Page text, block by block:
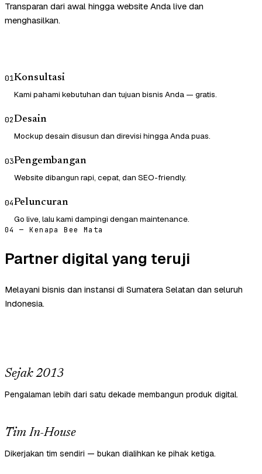
Transparan dari awal hingga website Anda live dan
menghasilkan.
01Konsultasi
Kami pahami kebutuhan dan tujuan bisnis Anda — gratis.
02Desain
Mockup desain disusun dan direvisi hingga Anda puas.
03Pengembangan
Website dibangun rapi, cepat, dan SEO-friendly.
04Peluncuran
Go live, lalu kami dampingi dengan maintenance.
04 — Kenapa Bee Mata
Partner digital yang teruji
Melayani bisnis dan instansi di Sumatera Selatan dan seluruh
Indonesia.
Sejak 2013
Pengalaman lebih dari satu dekade membangun produk digital.
Tim In-House
Dikerjakan tim sendiri — bukan dialihkan ke pihak ketiga.